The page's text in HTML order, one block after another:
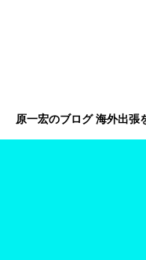
原一宏のブログ 海外出張